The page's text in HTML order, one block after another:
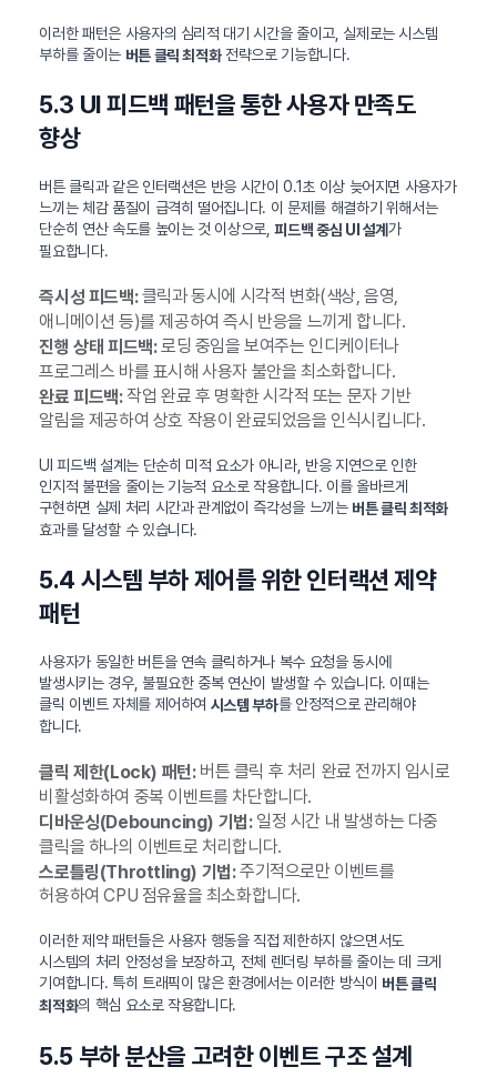
이러한 패턴은 사용자의 심리적 대기 시간을 줄이고, 실제로는 시스템
부하를 줄이는 버튼 클릭 최적화전략으로 기능합니다.
5.3 UI 피드백 패턴을 통한 사용자 만족도
향상
버튼 클릭과 같은 인터랙션은 반응 시간이 0.1초 이상 늦어지면 사용자가
느끼는 체감 품질이 급격히 떨어집니다. 이 문제를 해결하기 위해서는
단순히 연산 속도를 높이는 것 이상으로,피드백 중심 UI 설계가
필요합니다.
즉시성 피드백:클릭과 동시에 시각적 변화(색상, 음영,
애니메이션 등)를 제공하여 즉시 반응을 느끼게 합니다.
진행 상태 피드백:로딩 중임을 보여주는 인디케이터나
프로그레스 바를 표시해 사용자 불안을 최소화합니다.
완료 피드백:작업 완료 후 명확한 시각적 또는 문자 기반
알림을 제공하여 상호 작용이 완료되었음을 인식시킵니다.
UI 피드백 설계는 단순히 미적 요소가 아니라, 반응 지연으로 인한
인지적 불편을 줄이는 기능적 요소로 작용합니다. 이를 올바르게
구현하면 실제 처리 시간과 관계없이 즉각성을 느끼는 버튼 클릭 최적화
효과를 달성할 수 있습니다.
5.4 시스템 부하 제어를 위한 인터랙션 제약
패턴
사용자가 동일한 버튼을 연속 클릭하거나 복수 요청을 동시에
발생시키는 경우, 불필요한 중복 연산이 발생할 수 있습니다. 이때는
클릭 이벤트 자체를 제어하여 시스템 부하를 안정적으로 관리해야
합니다.
클릭 제한(Lock) 패턴:버튼 클릭 후 처리 완료 전까지 임시로
비활성화하여 중복 이벤트를 차단합니다.
디바운싱(Debouncing) 기법:일정 시간 내 발생하는 다중
클릭을 하나의 이벤트로 처리합니다.
스로틀링(Throttling) 기법:주기적으로만 이벤트를
허용하여 CPU 점유율을 최소화합니다.
이러한 제약 패턴들은 사용자 행동을 직접 제한하지 않으면서도
시스템의 처리 안정성을 보장하고, 전체 렌더링 부하를 줄이는 데 크게
기여합니다. 특히 트래픽이 많은 환경에서는 이러한 방식이 버튼 클릭
최적화의 핵심 요소로 작용합니다.
5.5 부하 분산을 고려한 이벤트 구조 설계